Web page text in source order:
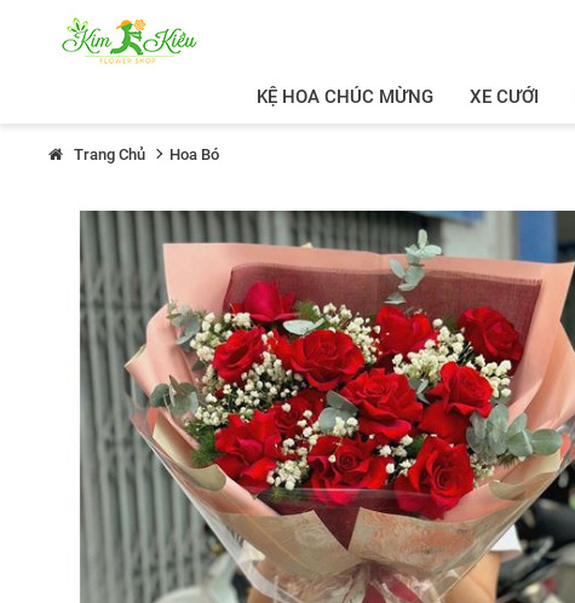
KỆ HOA CHÚC MỪNG XE CƯỚI
Trang Chủ Hoa Bó